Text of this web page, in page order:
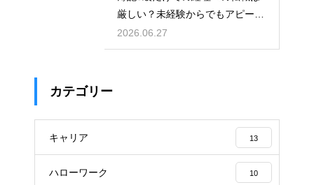
厳しい？未経験からでもアピール
して内定を得る方法
2026.06.27
カテゴリー
キャリア 13
ハローワーク 10